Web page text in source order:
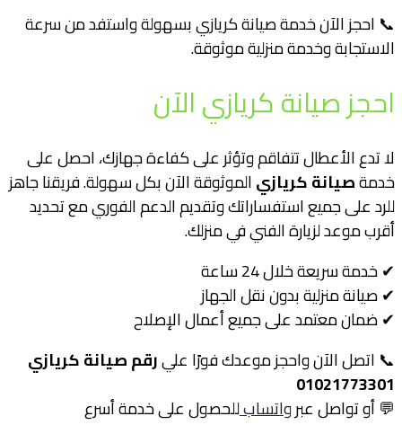
📞 احجز الآن خدمة صيانة كريازي بسهولة واستفد من سرعة
الاستجابة وخدمة منزلية موثوقة.
احجز صيانة كريازي الآن
لا تدع الأعطال تتفاقم وتؤثر على كفاءة جهازك، احصل على
خدمةصيانة كريازيالموثوقة الآن بكل سهولة. فريقنا جاهز
للرد على جميع استفساراتك وتقديم الدعم الفوري مع تحديد
أقرب موعد لزيارة الفني في منزلك.
✔ خدمة سريعة خلال 24 ساعة
✔ صيانة منزلية بدون نقل الجهاز
✔ ضمان معتمد على جميع أعمال الإصلاح
📞 اتصل الآن واحجز موعدك فورًا عليرقم صيانة كريازي
01021773301
💬 أو تواصل عبرواتسابللحصول على خدمة أسرع